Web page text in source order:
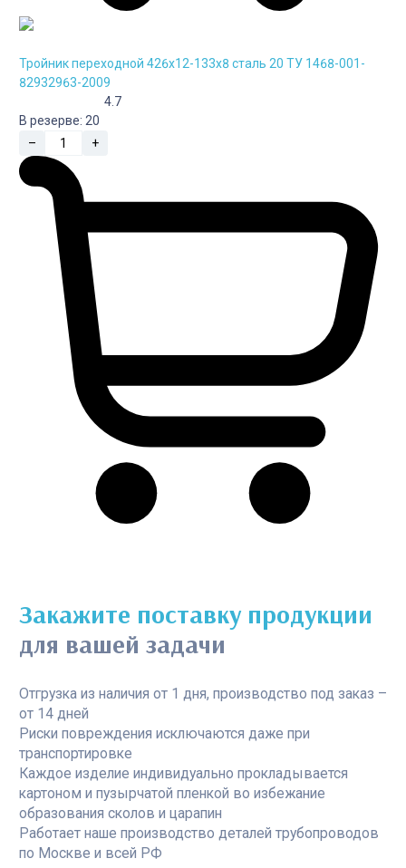
Тройник переходной 426х12-133х8 сталь 20 ТУ 1468-001-
82932963-2009
4.7
В резерве: 20
–
+
Закажите поставку продукции
для вашей задачи
Отгрузка из наличия от 1 дня, производство под заказ –
от 14 дней
Риски повреждения исключаются даже при
транспортировке
Каждое изделие индивидуально прокладывается
картоном и пузырчатой пленкой во избежание
образования сколов и царапин
Работает наше производство деталей трубопроводов
по Москве и всей РФ